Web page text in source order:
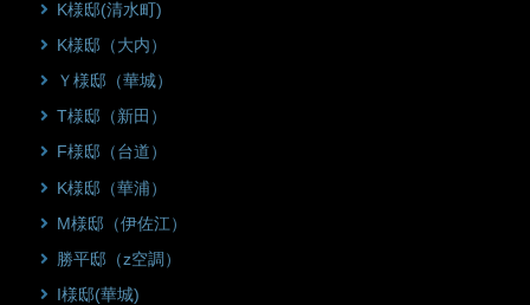
K様邸(清水町)
K様邸（大内）
Ｙ様邸（華城）
T様邸（新田）
F様邸（台道）
K様邸（華浦）
M様邸（伊佐江）
勝平邸（z空調）
I様邸(華城)